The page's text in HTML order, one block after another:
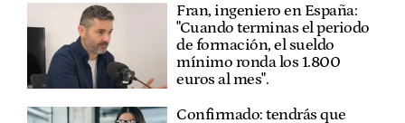
Fran, ingeniero en España:
"Cuando terminas el periodo
de formación, el sueldo
mínimo ronda los 1.800
euros al mes".
Confirmado: tendrás que